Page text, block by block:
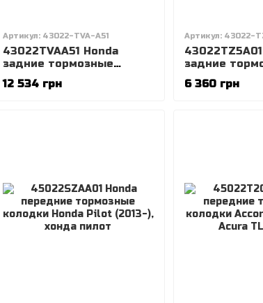
Артикул: 43022-TVA-A51
43022TVAA51 Honda
задние тормозные
колодки Honda Accord
(2018-)
12 534 грн
Артикул: 43022-
задние
колодки
MDX (2016-),
6 360 грн